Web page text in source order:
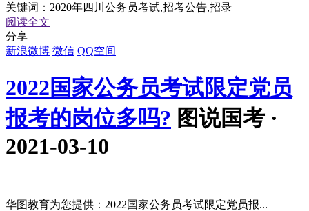
关键词： 2020年四川公务员考试,招考公告,招录
阅读全文
分享
新浪微博 微信 QQ空间
2022国家公务员考试限定党员
报考的岗位多吗? 图说国考 ·
2021-03-10
华图教育为您提供：2022国家公务员考试限定党员报...